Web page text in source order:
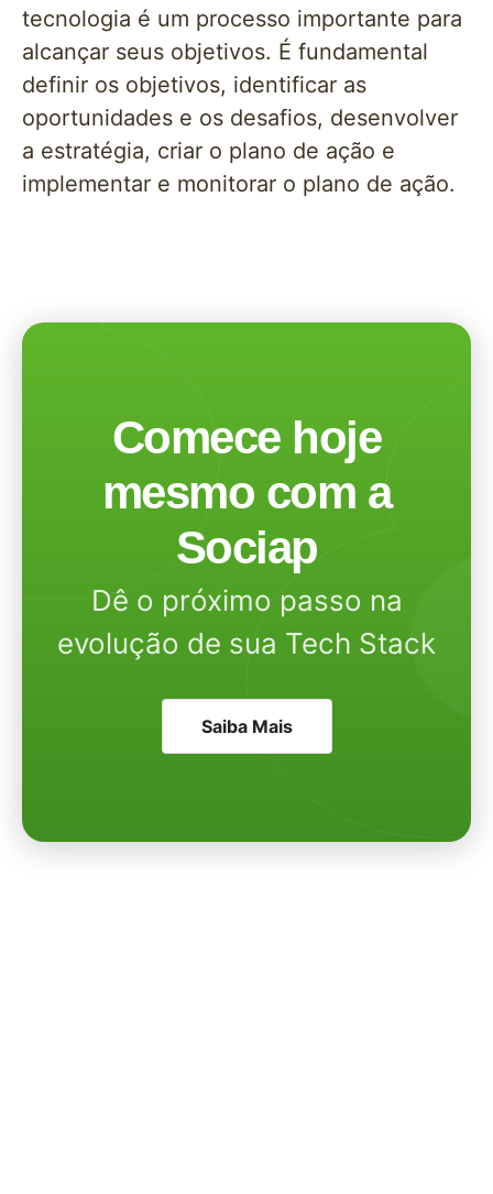
tecnologia é um processo importante para
alcançar seus objetivos. É fundamental
definir os objetivos, identificar as
oportunidades e os desafios, desenvolver
a estratégia, criar o plano de ação e
implementar e monitorar o plano de ação.
Comece hoje
mesmo com a
Sociap
Dê o próximo passo na
evolução de sua Tech Stack
Saiba Mais